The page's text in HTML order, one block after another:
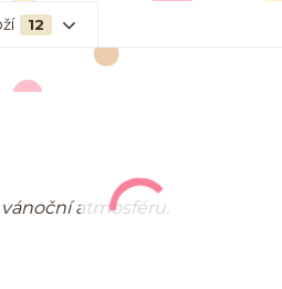
12
atmosféru.